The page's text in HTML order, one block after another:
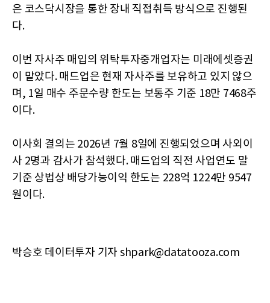
은 코스닥시장을 통한 장내 직접취득 방식으로 진행된
다.
이번 자사주 매입의 위탁투자중개업자는 미래에셋증권
이 맡았다. 매드업은 현재 자사주를 보유하고 있지 않으
며, 1일 매수 주문수량 한도는 보통주 기준 18만 7468주
이다.
이사회 결의는 2026년 7월 8일에 진행되었으며 사외이
사 2명과 감사가 참석했다. 매드업의 직전 사업연도 말
기준 상법상 배당가능이익 한도는 228억 1224만 9547
원이다.
박승호 데이터투자 기자 shpark@datatooza.com